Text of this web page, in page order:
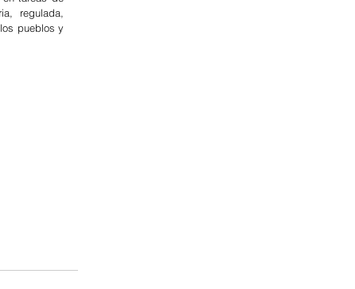
regulada,
pueblos y